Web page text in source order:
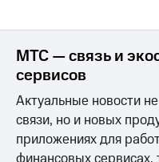
МТС — связь и
сервисов
Актуальные новости
связи, но и новых
приложениях для